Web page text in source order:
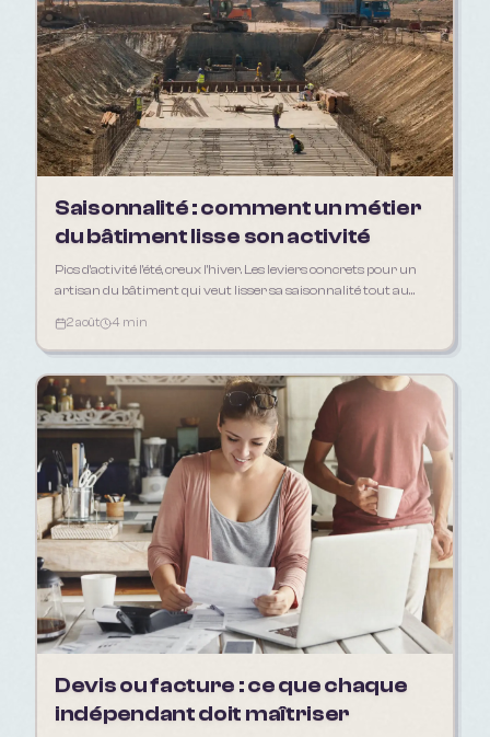
Saisonnalité : comment un métier
du bâtiment lisse son activité
Pics d'activité l'été, creux l'hiver. Les leviers concrets pour un
artisan du bâtiment qui veut lisser sa saisonnalité tout au
2 août 4 min
Devis ou facture : ce que chaque
indépendant doit maîtriser